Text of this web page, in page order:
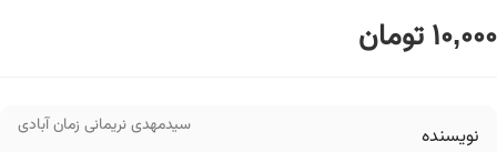
10,000تومان
نویسنده سیدمهدی نریمانی زمان آبادی